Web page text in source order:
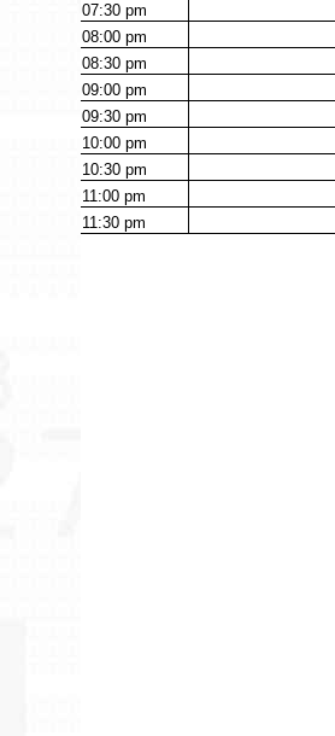
07:30pm
08:00pm
08:30pm
09:00pm
09:30pm
10:00pm
10:30pm
11:00pm
11:30pm